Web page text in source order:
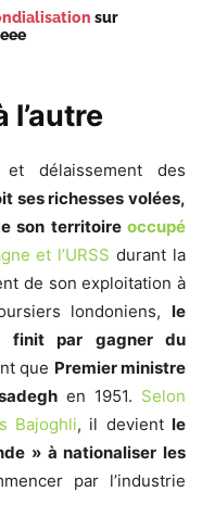
sur
l’autre
délaissement des
ses richesses volées,
son territoire occupé
et l’URSS durant la
de son exploitation à
londoniens, le
finit par gagner du
que Premier ministre
en 1951. Selon
Bajoghli, il devient le
» à nationaliser les
par l’industrie